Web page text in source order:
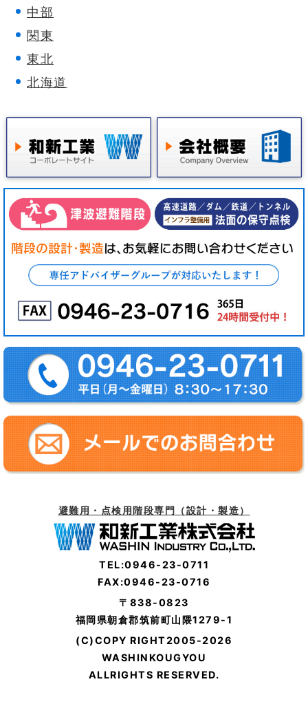
中部
関東
東北
北海道
避難用・点検用階段専門（設計・製造）
TEL:0946-23-0711
FAX:0946-23-0716
〒838-0823
福岡県朝倉郡筑前町山隈1279-1
(C)COPY RIGHT2005-2026
WASHINKOUGYOU
ALLRIGHTS RESERVED.